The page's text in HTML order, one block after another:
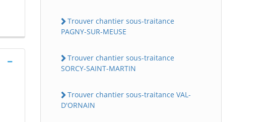
Trouver chantier sous-traitance
PAGNY-SUR-MEUSE
Trouver chantier sous-traitance
SORCY-SAINT-MARTIN
Trouver chantier sous-traitance VAL-
D'ORNAIN